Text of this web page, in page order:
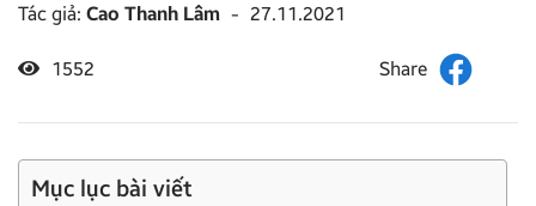
Tác giả: Cao Thanh Lâm - 27.11.2021
1552
Mục lục bài viết